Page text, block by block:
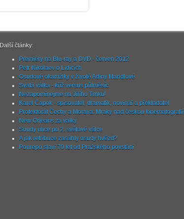
Další články:
Premiéry na Blu-ray a DVD - červen 2012
Petr Nikolaev o Lidicích
Osudové okamžiky v životě Adiny Mandlové
Svatá válka - kříž versus půlměsíc
Nezapomínejme na Jiřího Trnku!
Karel Čapek - spisovatel, dramatik, novinář a překladatel
Protektorát Čechy a Morava: Mraky nad českou kinematografií
New Orleans za války
Soudy ulice po 2. světové válce
A jak retribuce zasáhly osudy hvězd?
Ponrepo slaví 70 let od Pražského povstání